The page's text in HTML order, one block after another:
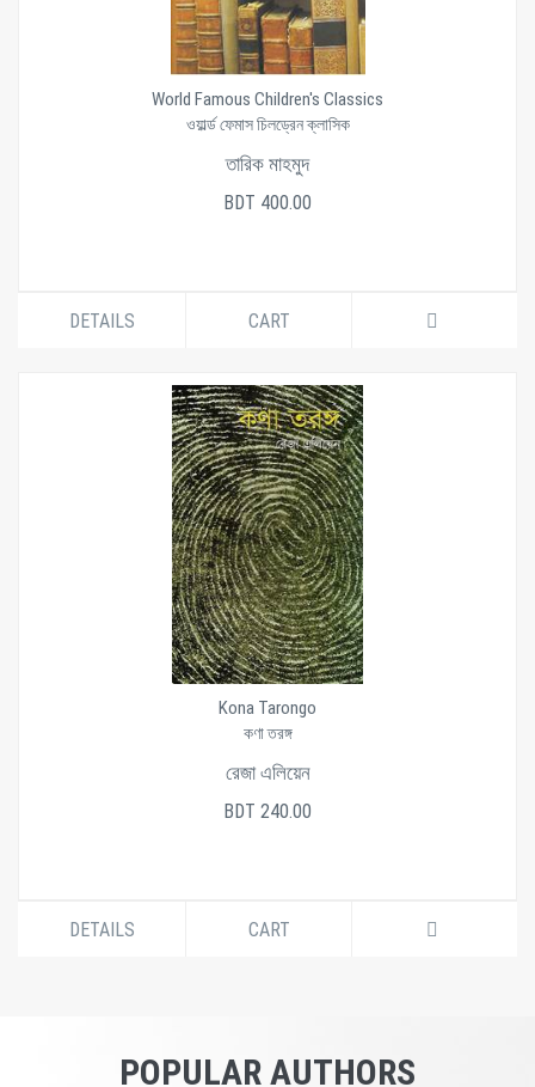
World Famous Children's Classics
ওয়ার্ল্ড ফেমাস চিলড্রেন ক্লাসিক
তারিক মাহমুদ
BDT 400.00
DETAILS CART
Kona Tarongo
কণা তরঙ্গ
রেজা এলিয়েন
BDT 240.00
DETAILS CART
POPULAR AUTHORS